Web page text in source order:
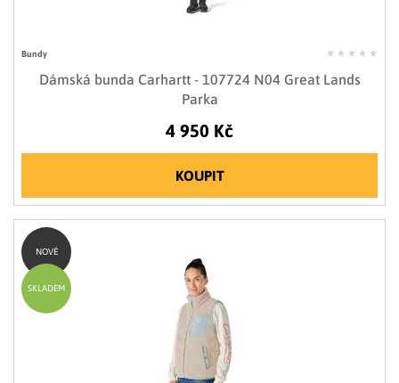
Bundy
Dámská bunda Carhartt - 107724 N04 Great Lands
Parka
4 950 Kč
KOUPIT
NOVÉ
SKLADEM